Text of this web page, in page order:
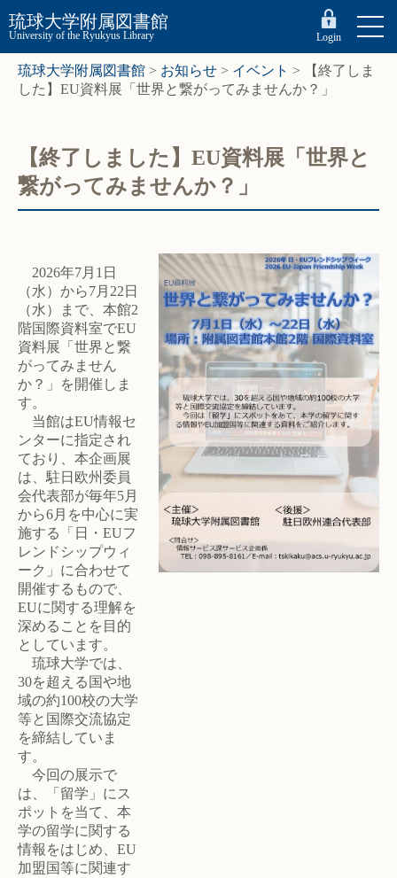
琉球大学附属図書館
University of the Ryukyus Library Login
琉球大学附属図書館 > お知らせ > イベント >
【終了しま
した】EU資料展「世界と繋がってみませんか？」
【終了しました】EU資料展「世界と
繋がってみませんか？」
2026年7月1日
（水）から7月22日
（水）まで、本館2
階国際資料室でEU
資料展「世界と繋
がってみません
か？」を開催しま
す。
当館はEU情報セ
ンターに指定され
ており、本企画展
は、駐日欧州委員
会代表部が毎年5月
から6月を中心に実
施する「日・EUフ
レンドシップウィ
ーク」に合わせて
開催するもので、
EUに関する理解を
深めることを目的
としています。
琉球大学では、
30を超える国や地
域の約100校の大学
等と国際交流協定
を締結していま
す。
今回の展示で
は、「留学」にス
ポットを当て、本
学の留学に関する
情報をはじめ、EU
加盟国等に関連す